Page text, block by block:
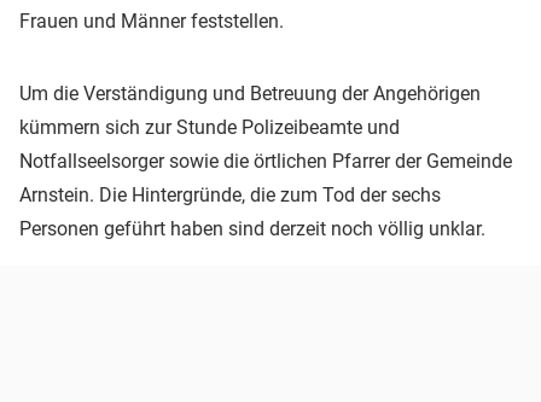
Frauen und Männer feststellen.
Um die Verständigung und Betreuung der Angehörigen
kümmern sich zur Stunde Polizeibeamte und
Notfallseelsorger sowie die örtlichen Pfarrer der Gemeinde
Arnstein. Die Hintergründe, die zum Tod der sechs
Personen geführt haben sind derzeit noch völlig unklar.